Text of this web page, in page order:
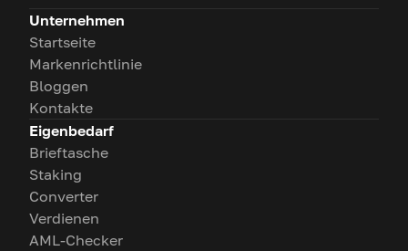
Unternehmen
Startseite
Markenrichtlinie
Bloggen
Kontakte
Eigenbedarf
Brieftasche
Staking
Converter
Verdienen
AML-Checker